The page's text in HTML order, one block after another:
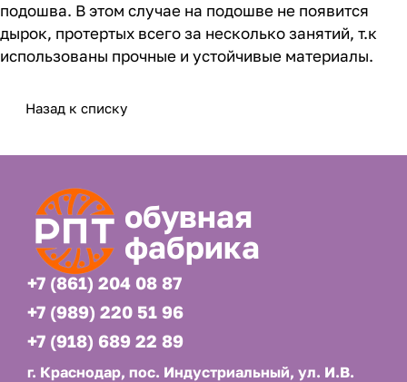
подошва. В этом случае на подошве не появится
дырок, протертых всего за несколько занятий, т.к
использованы прочные и устойчивые материалы.
Назад к списку
обувная
фабрика
+7 (861) 204 08 87
+7 (989) 220 51 96
+7 (918) 689 22 89
г. Краснодар, пос. Индустриальный, ул. И.В.